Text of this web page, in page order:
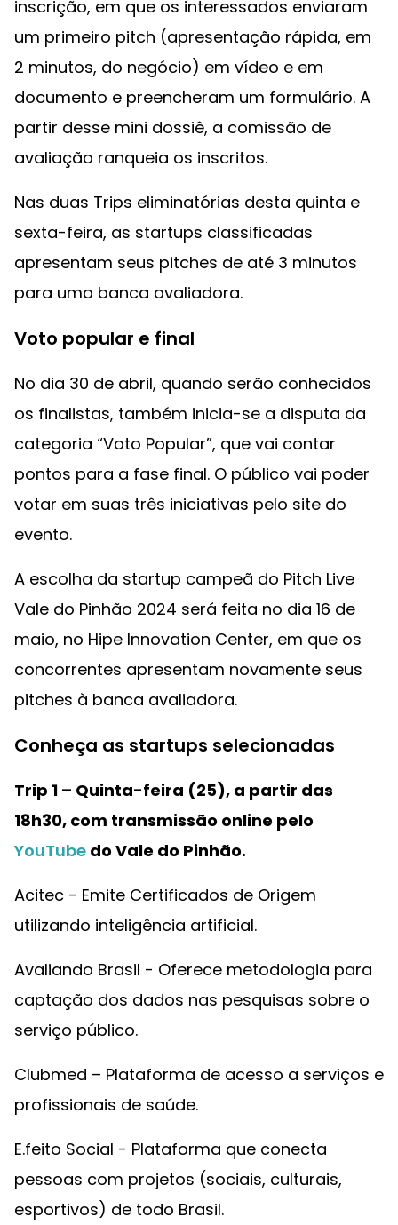
inscrição, em que os interessados enviaram
um primeiro pitch (apresentação rápida, em
2 minutos, do negócio) em vídeo e em
documento e preencheram um formulário. A
partir desse mini dossiê, a comissão de
avaliação ranqueia os inscritos.
Nas duas Trips eliminatórias desta quinta e
sexta-feira, as startups classificadas
apresentam seus pitches de até 3 minutos
para uma banca avaliadora.
Voto popular e final
No dia 30 de abril, quando serão conhecidos
os finalistas, também inicia-se a disputa da
categoria “Voto Popular”, que vai contar
pontos para a fase final. O público vai poder
votar em suas três iniciativas pelo site do
evento.
A escolha da startup campeã do Pitch Live
Vale do Pinhão 2024 será feita no dia 16 de
maio, no Hipe Innovation Center, em que os
concorrentes apresentam novamente seus
pitches à banca avaliadora.
Conheça as startups selecionadas
Trip 1 – Quinta-feira (25), a partir das
18h30, com transmissão online pelo
YouTube do Vale do Pinhão.
Acitec - Emite Certificados de Origem
utilizando inteligência artificial.
Avaliando Brasil - Oferece metodologia para
captação dos dados nas pesquisas sobre o
serviço público.
Clubmed – Plataforma de acesso a serviços e
profissionais de saúde.
E.feito Social - Plataforma que conecta
pessoas com projetos (sociais, culturais,
esportivos) de todo Brasil.